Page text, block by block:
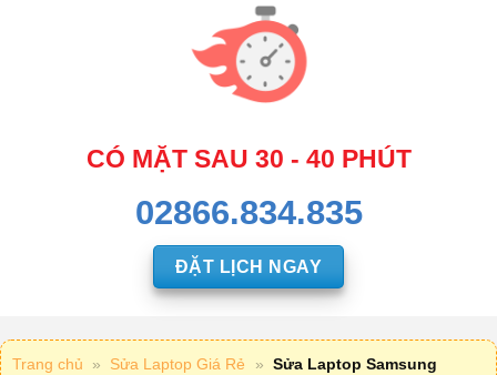
CÓ MẶT SAU 30 - 40 PHÚT
02866.834.835
ĐẶT LỊCH NGAY
Trang chủ » Sửa Laptop Giá Rẻ » Sửa Laptop Samsung